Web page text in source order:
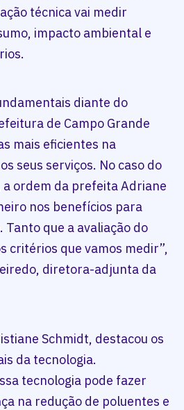
técnica vai medir
impacto ambiental e
diante do
de Campo Grande
mais eficientes na
seus serviços. No caso do
ordem da prefeita Adriane
nos benefícios para
Tanto que a avaliação do
critérios que vamos medir”,
diretora-adjunta da
Schmidt, destacou os
da tecnologia.
tecnologia pode fazer
na redução de poluentes e